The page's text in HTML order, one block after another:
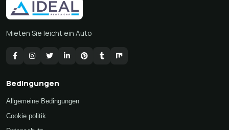
Mieten Sie leicht ein Auto
Bedingungen
Allgemeine Bedingungen
Cookie politik